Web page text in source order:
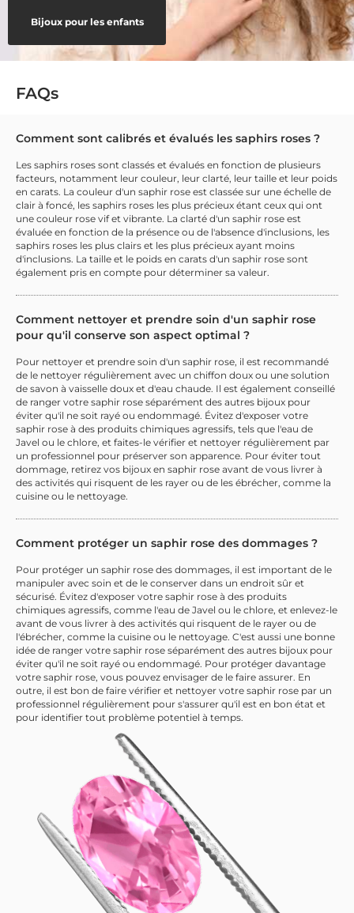
Bijoux pour les enfants
FAQs
Comment sont calibrés et évalués les saphirs roses ?
Les saphirs roses sont classés et évalués en fonction de plusieurs
facteurs, notamment leur couleur, leur clarté, leur taille et leur poids
en carats. La couleur d'un saphir rose est classée sur une échelle de
clair à foncé, les saphirs roses les plus précieux étant ceux qui ont
une couleur rose vif et vibrante. La clarté d'un saphir rose est
évaluée en fonction de la présence ou de l'absence d'inclusions, les
saphirs roses les plus clairs et les plus précieux ayant moins
d'inclusions. La taille et le poids en carats d'un saphir rose sont
également pris en compte pour déterminer sa valeur.
Comment nettoyer et prendre soin d'un saphir rose
pour qu'il conserve son aspect optimal ?
Pour nettoyer et prendre soin d'un saphir rose, il est recommandé
de le nettoyer régulièrement avec un chiffon doux ou une solution
de savon à vaisselle doux et d'eau chaude. Il est également conseillé
de ranger votre saphir rose séparément des autres bijoux pour
éviter qu'il ne soit rayé ou endommagé. Évitez d'exposer votre
saphir rose à des produits chimiques agressifs, tels que l'eau de
Javel ou le chlore, et faites-le vérifier et nettoyer régulièrement par
un professionnel pour préserver son apparence. Pour éviter tout
dommage, retirez vos bijoux en saphir rose avant de vous livrer à
des activités qui risquent de les rayer ou de les ébrécher, comme la
cuisine ou le nettoyage.
Comment protéger un saphir rose des dommages ?
Pour protéger un saphir rose des dommages, il est important de le
manipuler avec soin et de le conserver dans un endroit sûr et
sécurisé. Évitez d'exposer votre saphir rose à des produits
chimiques agressifs, comme l'eau de Javel ou le chlore, et enlevez-le
avant de vous livrer à des activités qui risquent de le rayer ou de
l'ébrécher, comme la cuisine ou le nettoyage. C'est aussi une bonne
idée de ranger votre saphir rose séparément des autres bijoux pour
éviter qu'il ne soit rayé ou endommagé. Pour protéger davantage
votre saphir rose, vous pouvez envisager de le faire assurer. En
outre, il est bon de faire vérifier et nettoyer votre saphir rose par un
professionnel régulièrement pour s'assurer qu'il est en bon état et
pour identifier tout problème potentiel à temps.